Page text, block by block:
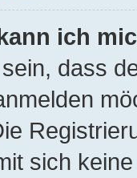
ich
dass
sich